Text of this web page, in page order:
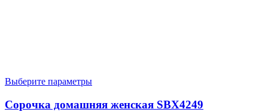
Выберите параметры
Сорочка домашняя женская SBX4249